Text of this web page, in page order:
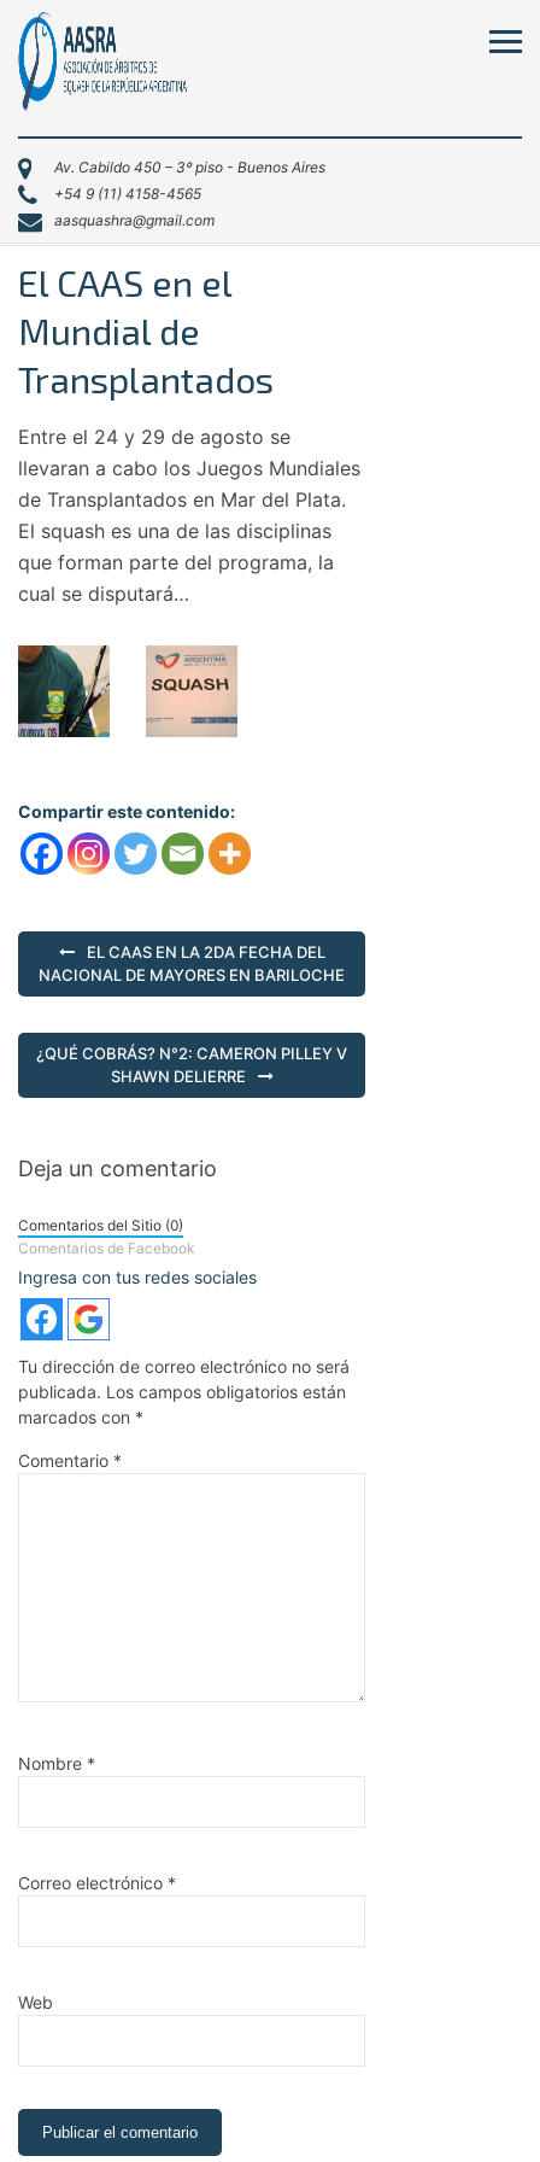
Av. Cabildo 450 – 3º piso - Buenos Aires
+54 9 (11) 4158-4565
aasquashra@gmail.com
El CAAS en el
Mundial de
Transplantados
Entre el 24 y 29 de agosto se
llevaran a cabo los Juegos Mundiales
de Transplantados en Mar del Plata.
El squash es una de las disciplinas
que forman parte del programa, la
cual se disputará…
Compartir este contenido:
EL CAAS EN LA 2DA FECHA DEL
NACIONAL DE MAYORES EN BARILOCHE
¿QUÉ COBRÁS? N°2: CAMERON PILLEY V
SHAWN DELIERRE
Deja un comentario
Comentarios del Sitio (0)
Comentarios de Facebook
Ingresa con tus redes sociales
Tu dirección de correo electrónico no será
publicada. Los campos obligatorios están
marcados con *
Comentario *
Nombre *
Correo electrónico *
Web